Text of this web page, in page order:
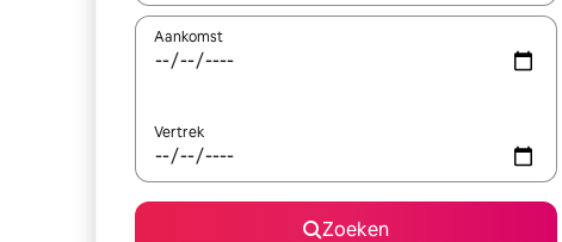
Aankomst
Vertrek
Zoeken